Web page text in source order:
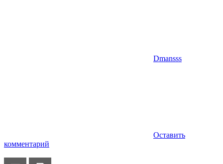
Dmansss
Оставить
комментарий